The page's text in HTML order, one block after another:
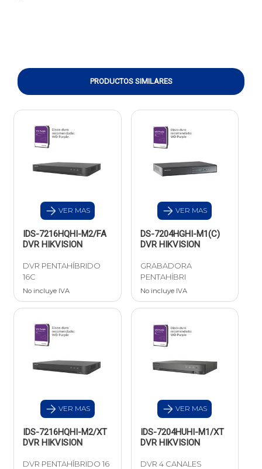
PRODUCTOS SIMILARES
VER MAS
IDS-7216HQHI-M2/FA
DVR HIKVISION
DVR PENTAHÍBRIDO
16C
No incluye IVA
VER MAS
DS-7204HGHI-M1(C)
DVR HIKVISION
GRABADORA
PENTAHÍBRI
No incluye IVA
VER MAS
IDS-7216HQHI-M2/XT
DVR HIKVISION
DVR PENTAHÍBRIDO 16
VER MAS
IDS-7204HUHI-M1/XT
DVR HIKVISION
DVR 4 CANALES